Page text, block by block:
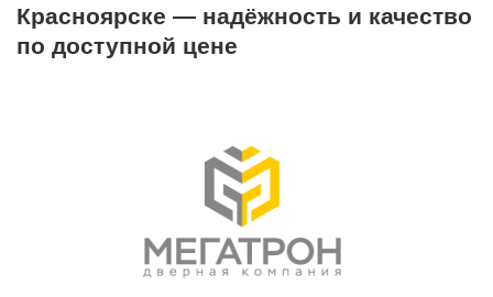
Красноярске — надёжность и качество
по доступной цене